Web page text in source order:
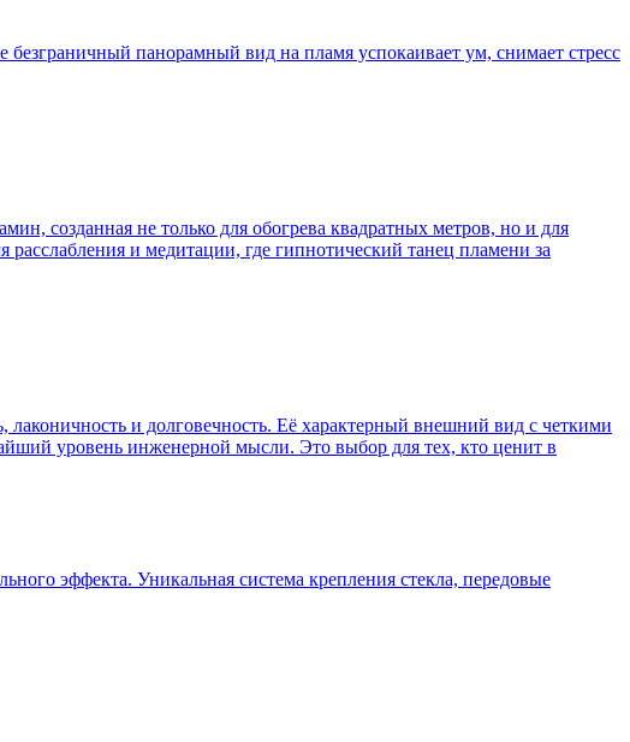
панорамный вид на пламя успокаивает ум, снимает стресс
созданная не только для обогрева квадратных метров, но и для
и медитации, где гипнотический танец пламени за
и долговечность. Её характерный внешний вид с четкими
уровень инженерной мысли. Это выбор для тех, кто ценит в
эффекта. Уникальная система крепления стекла, передовые